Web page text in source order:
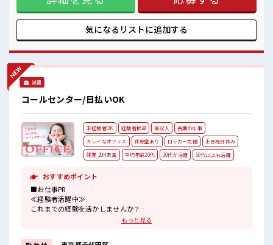
験を活かせる≫ これまでの経験を活かしませんか？ ブランク
があっても大丈夫♪ 経験はちょっとだけ…という方もOK！
≪女性も働きやすい職場≫ もちろん男性の応募も歓迎です
よ！ ≪無理なく働ける≫ 場合によってはお願いすることもあ
高時給だらけの派遣のお仕事です！ ■職場の雰囲気 女性が多
い職場ですが男女は問いません！ 応募お待ちしております！
気になるリストに追加する
派遣
コールセンター/日払いOK
未経験者OK 経験者歓迎 高収入
長期の仕事
キレイなオフィス
休憩室あり ロッカー完備
土日祝日休み
残業 20H未満
平均年齢20代 30代が活躍 50代以上も活躍
おすすめポイント
■お仕事PR
≪経験者活躍中≫
これまでの経験を活かしませんか？
≪無理なくお給料に残業代を上乗せ≫
もっと見る